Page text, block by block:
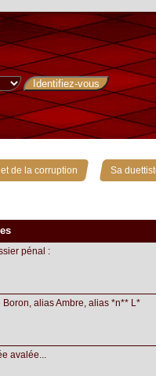
de la corruption » Sa
pénal :
alias Ambre, alias *n** L*
avalée...